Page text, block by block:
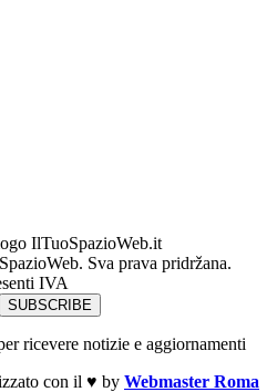
Sva prava pridržana.
IVA
ricevere notizie e aggiornamenti
con il ♥ by Webmaster Roma